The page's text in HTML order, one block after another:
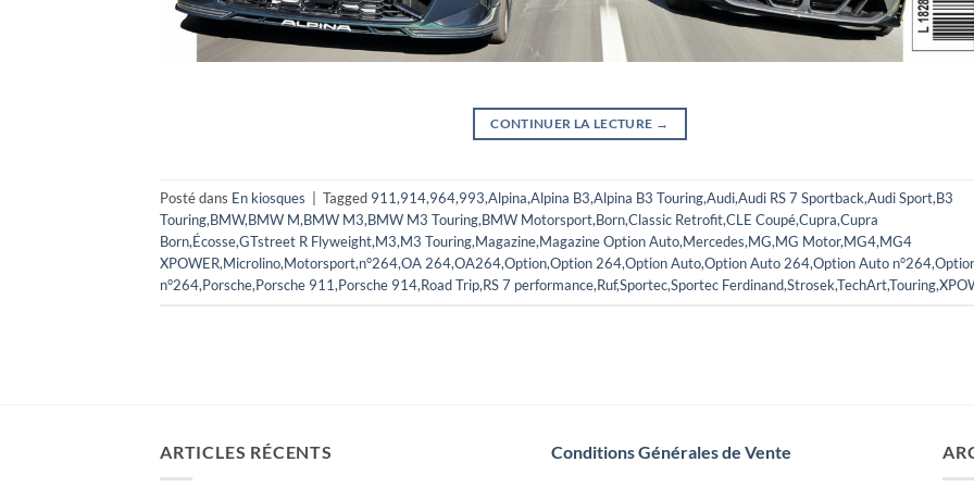
CONTINUER LA LECTURE →
Posté dans En kiosques Tagged 911,914,964,993,Alpina,Alpina B3,Alpina B3 Touring,Audi,Audi RS 7 Sportback,Audi Sport,B3
Touring,BMW,BMW M,BMW M3,BMW M3 Touring,BMW Motorsport,Born,Classic Retrofit,CLE Coupé,Cupra,Cupra
Born,Écosse,GTstreet R Flyweight,M3,M3 Touring,Magazine,Magazine Option Auto,Mercedes,MG,MG Motor,MG4,MG4
XPOWER,Microlino,Motorsport,n°264,OA 264,OA264,Option,Option 264,Option Auto,Option Auto 264,Option Auto n°264,
n°264,Porsche,Porsche 911,Porsche 914,Road Trip,RS 7 performance,Ruf,Sportec,Sportec Ferdinand,Strosek,TechArt,Touring,
ARTICLES RÉCENTS Conditions Générales de Vente